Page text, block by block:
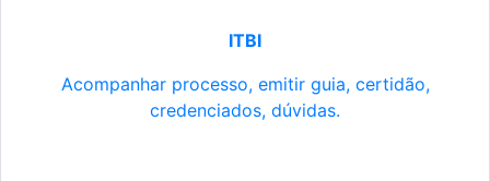
ITBI
Acompanhar processo, emitir guia, certidão,
credenciados, dúvidas.